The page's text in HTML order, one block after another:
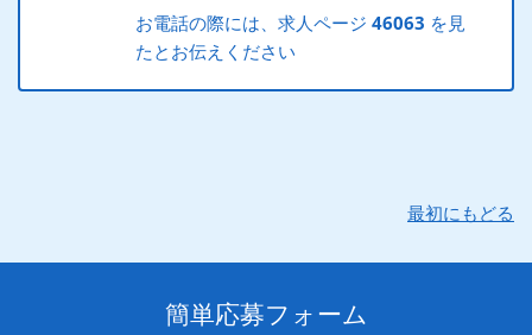
お電話の際には、求人ページ46063 を見
たとお伝えください
最初にもどる
簡単応募フォーム